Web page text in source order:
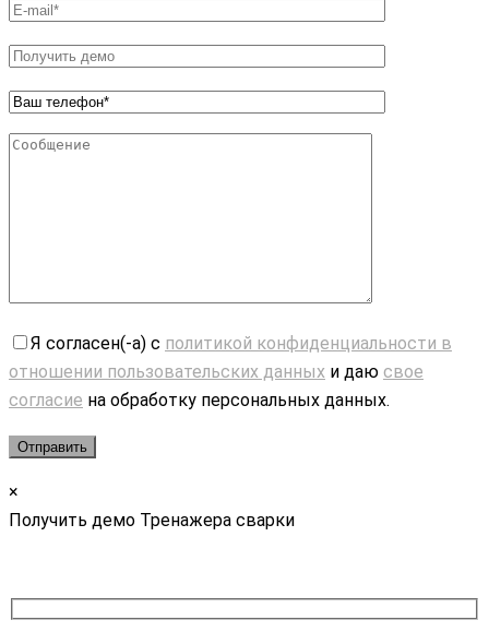
Я согласен(-а) с политикой конфиденциальности в
отношении пользовательских данных и даю свое
согласие на обработку персональных данных.
×
Получить демо Тренажера сварки